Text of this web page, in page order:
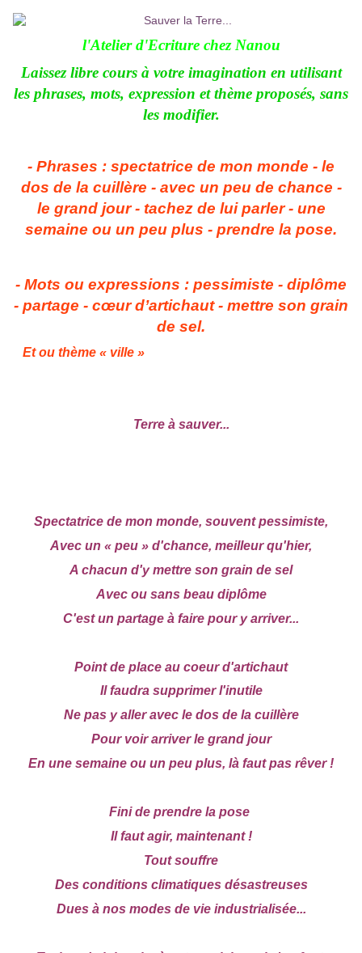
l'Atelier d'Ecriture chez Nanou
Laissez libre cours à votre imagination en utilisant
les phrases, mots, expression et thème proposés, sans
les modifier.
- Phrases : spectatrice de mon monde - le
dos de la cuillère - avec un peu de chance -
le grand jour - tachez de lui parler - une
semaine ou un peu plus - prendre la pose.
- Mots ou expressions : pessimiste - diplôme
- partage - cœur d’artichaut - mettre son grain
de sel.
Et ou thème « ville »
Terre à sauver...
Spectatrice de mon monde, souvent pessimiste,
Avec un « peu » d'chance, meilleur qu'hier,
A chacun d'y mettre son grain de sel
Avec ou sans beau diplôme
C'est un partage à faire pour y arriver...
Point de place au coeur d'artichaut
Il faudra supprimer l'inutile
Ne pas y aller avec le dos de la cuillère
Pour voir arriver le grand jour
En une semaine ou un peu plus, là faut pas rêver !
Fini de prendre la pose
Il faut agir, maintenant !
Tout souffre
Des conditions climatiques désastreuses
Dues à nos modes de vie industrialisée...